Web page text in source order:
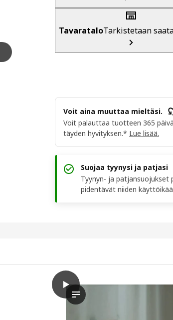
TavarataloTarkistetaan
Voit aina muuttaa mieltäsi.
Voit palauttaa tuotteen 365
täyden hyvityksen.* Lue lisää.
Suojaa tyynysi ja patjasi
Tyynyn- ja
pidentävät niiden
play
Videolla on prosessi, jossa
LAPPTÅTEL Tyyny, matala, 50x60